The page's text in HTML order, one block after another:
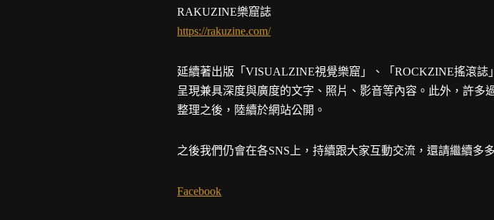
RAKUZINE樂窟誌
https://rakuzine.com/
延續著出版「VISUALZINE視覺樂窟」、「ROCKZINE搖滾
呈現兼具深度與廣度的文字、照片、影音等內容。此外，許
整理之後，陸續於網站公開。
之後我們仍會在各SNS上，持續跟大家互動交流，還請繼續多
Facebook